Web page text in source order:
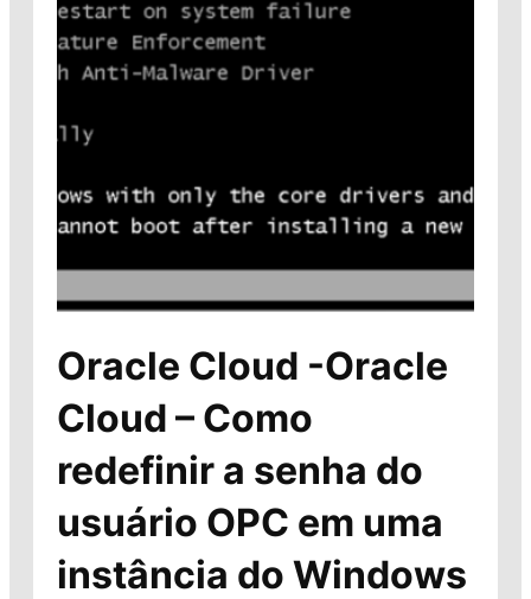
Oracle Cloud -Oracle
Cloud – Como
redefinir a senha do
usuário OPC em uma
instância do Windows